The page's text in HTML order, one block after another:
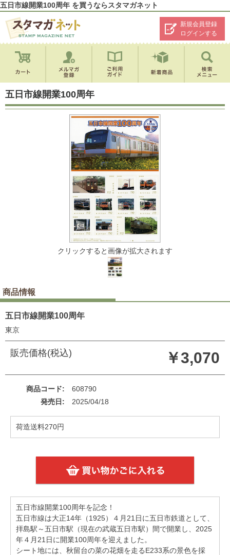
五日市線開業100周年 を買うならスタマガネット
新規会員登録
ログインする
五日市線開業100周年
クリックすると画像が拡大されます
商品情報
五日市線開業100周年
東京
販売価格(税込) ￥3,070
商品コード
608790
発売日
2025/04/18
荷造送料270円
五日市線開業100周年を記念！
五日市線は大正14年（1925）４月21日に五日市鉄道として、
拝島駅～五日市駅（現在の武蔵五日市駅）間で開業し、2025
年４月21日に開業100周年を迎えました。
シート地には、秋留台の菜の花畑を走るE233系の景色を採